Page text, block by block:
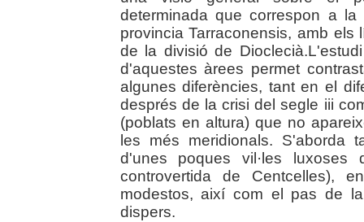
determinada que correspon a
provincia Tarraconensis, amb
de la divisió de
d'aquestes àrees permet
algunes diferències, tant en el
després de la crisi del segle iii
(poblats en altura) que no
les més meridionals. S'aborda
d'unes poques vil·les
controvertida de Centcelles),
modestos, així com el pas de
dispers.